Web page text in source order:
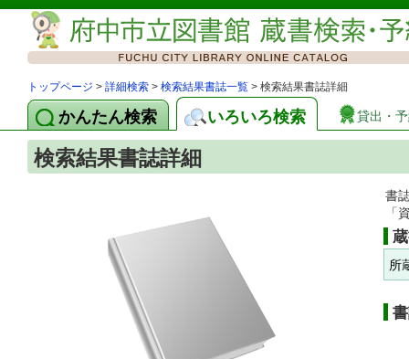
トップページ > 詳細検索 > 検索結果書誌一覧 > 検索結果書誌詳細
かんたん検索 いろいろ検索 貸出・
検索結果書誌詳細
書
「
所